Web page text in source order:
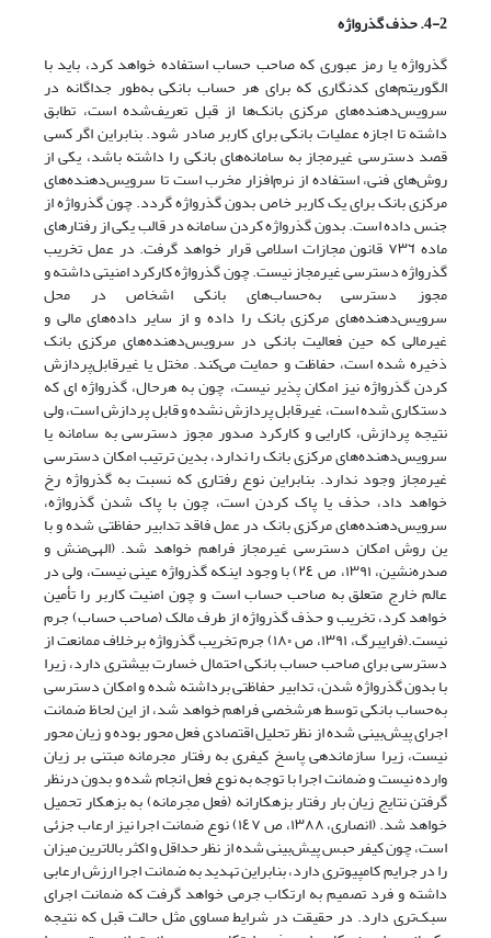
4-2. حذف گذرواژه
گذرواژه یا رمز عبوری‌ که‌ صاحب‌ حساب‌ استفاده‌ خواهد کرد، باید‌ با‌
الگوریتم‌های کدنگاری که برای هر حساب بانکی به‌طور جداگانه در
سرویس‌دهنده‌های مرکزی‌ بانک‌ها‌ از قبل تعریف‌شده است، تطابق
داشته‌ تا‌ اجازه‌ عملیات‌ بانکی‌ برای‌ کاربر صادر شود. بنابراین اگر کسی
قصد دسترسی غیرمجاز به سامانه‌های بانکی را داشته باشد، یکی از
روش‌های فنی، استفاده از نرم‌افزار مخرب‌ است تا سرویس‌دهنده‌های
مرکزی بانک برای یک کاربر خاص بدون گذرواژه گردد. چون گذرواژه از
جنس داده است. بدون گذرواژه کردن سامانه در قالب یکی از رفتارهای‌
ماده‌ ٧٣٦ قانون مجازات اسلامی قرار خواهد گرفت. در عمل تخریب
گذرواژه دسترسی غیرمجاز نیست. چون گذرواژه کارکرد امنیتی داشته و
مجوز دسترسی به‌حساب‌های‌ بانکی‌ اشخاص در محل
سرویس‌دهنده‌های مرکزی بانک را داده و از سایر داده‌های مالی و
غیرمالی که حین فعالیت بانکی در سرویس‌دهنده‌های مرکزی بانک
ذخیره شده‌ است‌، حفاظت و حمایت می‌کند. مختل یا غیرقابل‌پردازش
کردن گذرواژه نیز امکان پذیر نیست، چون به هرحال، گذرواژه ای که
دستکاری شده است، غیرقابل‌ پردازش‌ نشده و قابل پردازش است‌، ولی‌
نتیجه پردازش، کارایی و کارکرد صدور مجوز دسترسی به سامانه یا
سرویس‌دهنده‌های مرکزی بانک را ندارد، بدین ترتیب امکان دسترسی
غیرمجاز وجود ندارد. بنابراین نوع رفتاری‌ که‌ نسبت به گذرواژه رخ
خواهد داد، حذف یا پاک کردن است، چون با پاک شدن گذرواژه،
سرویس‌دهنده‌های مرکزی بانک در عمل فاقد تدابیر حفاظتی شده و با
ین‌ روش‌ امکان دسترسی‌ غیرمجاز فراهم خواهد شد. (الهی‌منش و
صدره‌نشین، ١٣٩١، ص ٢٤) با وجود اینکه گذرواژه عینی نیست، ولی در
عالم خارج متعلق به صاحب‌ حساب است و چون امنیت کاربر را تأمین
خواهد کرد، تخریب‌ و حذف‌ گذرواژه‌ از طرف مالک (صاحب حساب) جرم
نیست.(فرایبرگ، ١٣٩١، ص ١٨٠) جرم تخریب گذرواژه برخلاف ممانعت از
دسترسی برای صاحب حساب ‌‌بانکی‌ احتمال خسارت بیشتری دارد، زیرا
با بدون گذرواژه شدن، تدابیر حفاظتی برداشته شده‌ و امکان‌ دسترسی‌
به‌حساب بانکی توسط هرشخصی فراهم خواهد شد، از این لحاظ ضمانت
اجرای پیش‌بینی‌ شده از نظر تحلیل اقتصادی فعل محور بوده و زیان محور
نیست، زیرا سازماندهی‌ پاسخ کیفری به رفتار‌ مجرمانه‌ مبتنی بر زیان
وارده نیست و ضمانت اجرا با توجه به نوع فعل انجام شده و بدون درنظر
گرفتن نتایج زیان بار رفتار بزهکارانه (فعل مجرمانه) به بزهکار تحمیل
خواهد شد. (انصاری، ١٣٨٨‌، ص ١٤٧) نوع ضمانت اجرا نیز ارعاب جزئی
است، چون کیفر حبس پیش‌بینی شده از نظر حداقل و اکثر بالاترین میزان
را در جرایم کامپیوتری دارد، بنابراین تهدید به ضمانت اجرا ارزش‌ ارعابی‌
داشته و فرد تصمیم به ارتکاب جرمی خواهد گرفت که ضمانت اجرای
سبک‌تری دارد. در حقیقت در شرایط مساوی مثل حالت قبل که نتیجه